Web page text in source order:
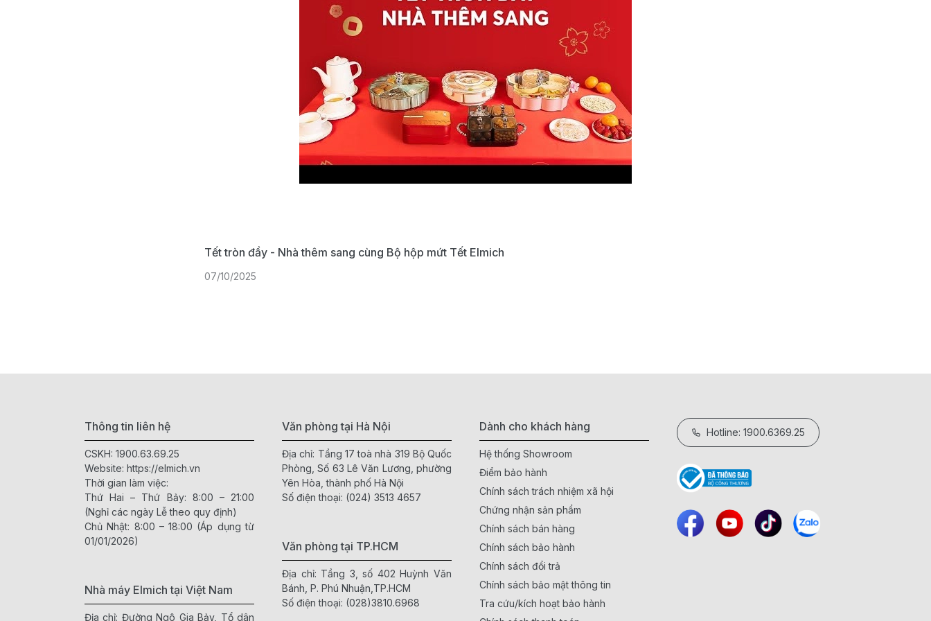
Tết tròn đầy - Nhà thêm sang cùng Bộ hộp mứt Tết Elmich
07/10/2025
Thông tin liên hệ
CSKH: 1900.63.69.25
Website: https://elmich.vn
Thời gian làm việc:
Thứ Hai – Thứ Bảy: 8:00 – 21:00
(Nghỉ các ngày Lễ theo quy định)
Chủ Nhật: 8:00 – 18:00 (Áp dụng từ
01/01/2026)
Nhà máy Elmich tại Việt Nam
Địa chỉ: Đường Ngô Gia Bảy, Tổ dân
Văn phòng tại Hà Nội
Địa chỉ: Tầng 17 toà nhà 319 Bộ Quốc
Phòng, Số 63 Lê Văn Lương, phường
Yên Hòa, thành phố Hà Nội
Số điện thoại: (024) 3513 4657
Văn phòng tại TP.HCM
Địa chỉ: Tầng 3, số 402 Huỳnh Văn
Bánh, P. Phú Nhuận,TP.HCM
Số điện thoại: (028)3810.6968
Dành cho khách hàng
Hệ thống Showroom
Điểm bảo hành
Chính sách trách nhiệm xã hội
Chứng nhận sản phẩm
Chính sách bán hàng
Chính sách bảo hành
Chính sách đổi trả
Chính sách bảo mật thông tin
Tra cứu/kích hoạt bảo hành
Hotline: 1900.6369.25